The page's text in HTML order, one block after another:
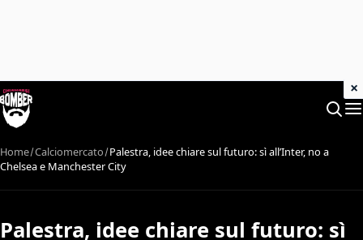
Home Calciomercato Palestra, idee chiare sul futuro: sì all’Inter, no a
Chelsea e Manchester City
Palestra, idee chiare sul futuro: sì
×